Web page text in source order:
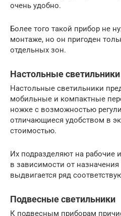
очень удобно.
Более того такой прибор не
монтаже, но он пригоден
отдельных зон.
Настольные светильники
Настольные светильники
мобильные и компактные
ножке с возможностью
отличающиеся удобством в
стоимостью.
Их подразделяют на рабочие
в зависимости от
выдвигается ряд
Подвесные светильники
К подвесным приборам